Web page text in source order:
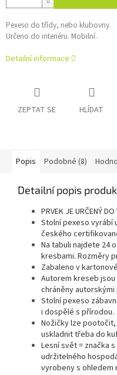
Pexeso do třídy, nebo klubovny.
Určeno do interiéru. Mobilní.
Detailní informace
ZEPTAT SE HLÍDAT
Popis Podobné (8)
Detailní popis
PRVEK JE URČENÝ
Stolní pexeso vyrábí
českého
Na tabuli najdete 24
kresbami. Rozměry
Zabaleno v
Autorem kreseb
chráněny autorskými
Stolní pexeso
i dospělé s přírodou.
Nožičky lze
uskladnit třeba do
Lesní svět = značka
udržitelného
vyrobeny s ohledem